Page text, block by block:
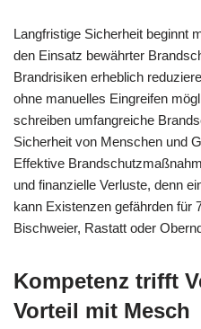
Langfristige Sicherheit beginnt
den Einsatz bewährter
Brandrisiken erheblich
ohne manuelles Eingreifen
schreiben umfangreiche
Sicherheit von Menschen und
Effektive
und finanzielle Verluste, denn
kann Existenzen gefährden für
Bischweier, Rastatt oder
Kompetenz trifft
Vorteil mit Mesch